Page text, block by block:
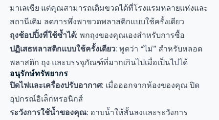
มาเลเซีย แต่คุณสามารถเติมขวดได้ที่โรงแรมหลายแห่งและ
สถานีเติม ลดการพึ่งพาขวดพลาสติกแบบใช้ครั้งเดียว
ถุงช้อปปิ้งที่ใช้ซ้ำได้: พกถุงของคุณเองสำหรับการซื้อ
ปฏิเสธพลาสติกแบบใช้ครั้งเดียว: พูดว่า “ไม่” สำหรับหลอด
พลาสติก ถุง และบรรจุภัณฑ์ที่มากเกินไปเมื่อเป็นไปได้
อนุรักษ์ทรัพยากร
ปิดไฟและเครื่องปรับอากาศ: เมื่อออกจากห้องของคุณ ปิด
อุปกรณ์อิเล็กทรอนิกส์
ระวังการใช้น้ำของคุณ: อาบน้ำให้สั้นลงและระวังการ